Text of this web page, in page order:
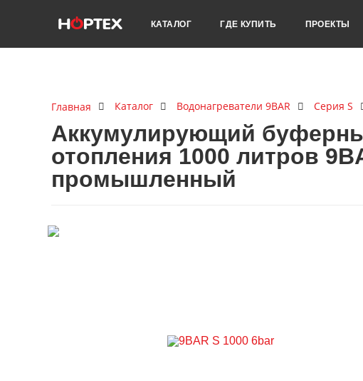
КАТАЛОГ ГДЕ КУПИТЬ ПРОЕКТЫ
Главная Каталог Водонагреватели 9BAR Серия S
Аккумулирующий
отопления 1000 литров
промышленный